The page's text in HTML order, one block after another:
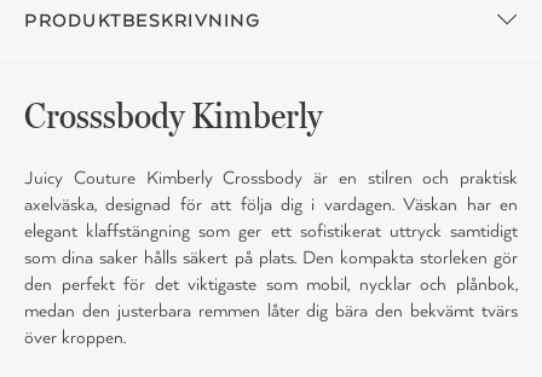
PRODUKTBESKRIVNING
Crosssbody Kimberly
Juicy Couture Kimberly Crossbody är en stilren och praktisk
axelväska, designad för att följa dig i vardagen. Väskan har en
elegant klaffstängning som ger ett sofistikerat uttryck samtidigt
som dina saker hålls säkert på plats. Den kompakta storleken gör
den perfekt för det viktigaste som mobil, nycklar och plånbok,
medan den justerbara remmen låter dig bära den bekvämt tvärs
över kroppen.